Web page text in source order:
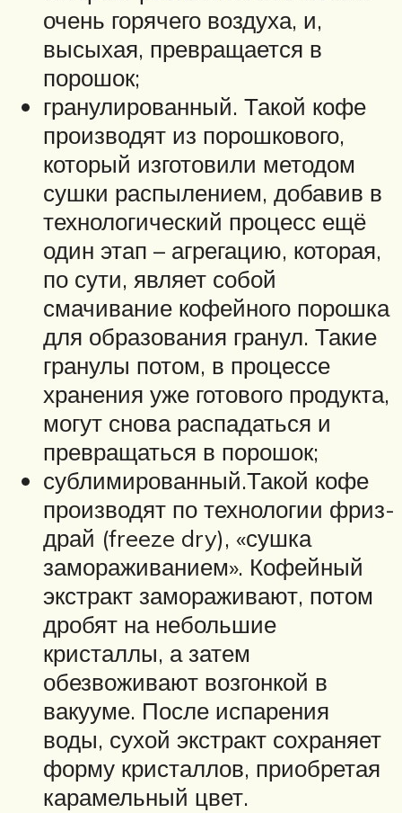
очень горячего воздуха, и,
высыхая, превращается в
порошок;
гранулированный. Такой кофе
производят из порошкового,
который изготовили методом
сушки распылением, добавив в
технологический процесс ещё
один этап – агрегацию, которая,
по сути, являет собой
смачивание кофейного порошка
для образования гранул. Такие
гранулы потом, в процессе
хранения уже готового продукта,
могут снова распадаться и
превращаться в порошок;
сублимированный.Такой кофе
производят по технологии фриз-
драй (freeze dry), «сушка
замораживанием». Кофейный
экстракт замораживают, потом
дробят на небольшие
кристаллы, а затем
обезвоживают возгонкой в
вакууме. После испарения
воды, сухой экстракт сохраняет
форму кристаллов, приобретая
карамельный цвет.